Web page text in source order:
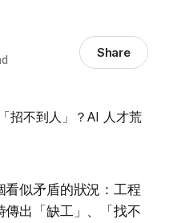
Share
似矛盾的狀況：工程
傳出「缺工」、「找不